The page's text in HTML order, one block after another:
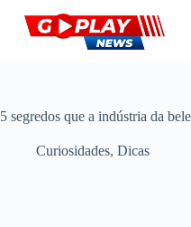
P
a
5 segredos que a indústria da
Curiosidades, Dicas